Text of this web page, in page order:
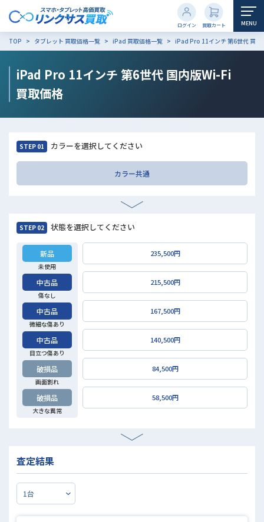
買取カート
ログイン MENU
TOP タブレット 買取価格一覧 iPad 買取価格一覧 iPad Pro 11インチ 第6世代 買取
iPad Pro 11インチ 第6世代 国内版Wi-Fi
買取価格
STEP 01 カラーを選択してください
カラー共通
STEP 02 状態を選択してください
新品
未使用
中古品
傷なし
中古品
微細な傷あり
中古品
目立つ傷あり
破損品
画面割れ
破損品
大きな異常
235,500円
215,500円
167,500円
140,500円
84,500円
58,500円
査定結果